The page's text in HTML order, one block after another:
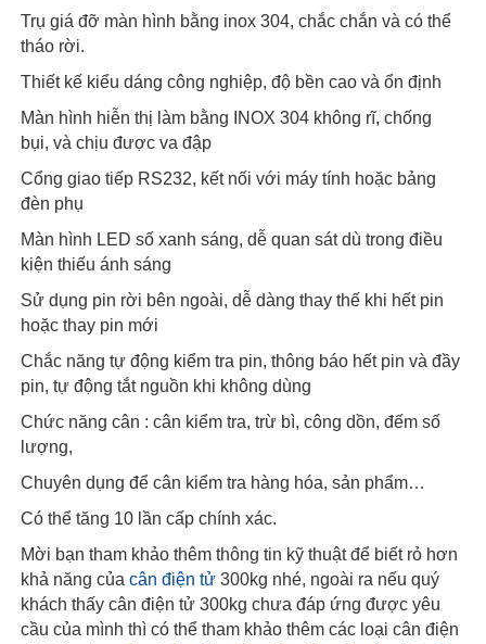
Trụ giá đỡ màn hình bằng inox 304, chắc chắn và có thể
tháo rời.
Thiết kế kiểu dáng công nghiệp, độ bền cao và ổn định
Màn hình hiễn thị làm bằng INOX 304 không rĩ, chống
bụi, và chịu được va đập
Cổng giao tiếp RS232, kết nối với máy tính hoặc bảng
đèn phụ
Màn hình LED số xanh sáng, dễ quan sát dù trong điều
kiện thiếu ánh sáng
Sử dụng pin rời bên ngoài, dễ dàng thay thế khi hết pin
hoặc thay pin mới
Chắc năng tự động kiểm tra pin, thông báo hết pin và đầy
pin, tự động tắt nguồn khi không dùng
Chức năng cân : cân kiểm tra, trừ bì, công dồn, đếm số
lượng,
Chuyên dụng để cân kiểm tra hàng hóa, sản phẩm…
Có thể tăng 10 lần cấp chính xác.
Mời bạn tham khảo thêm thông tin kỹ thuật để biết rỏ hơn
khả năng củacân điện tử 300kg nhé, ngoài ra nếu quý
khách thấy cân điện tử 300kg chưa đáp ứng được yêu
cầu của mình thì có thể tham khảo thêm các loại cân điện